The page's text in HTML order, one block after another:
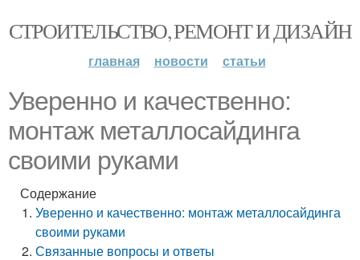
СТРОИТЕЛЬСТВО, РЕМОНТ И ДИЗАЙН
главная новости статьи
Уверенно и качественно:
монтаж металлосайдинга
своими руками
Содержание
Уверенно и качественно: монтаж металлосайдинга
своими руками
Связанные вопросы и ответы